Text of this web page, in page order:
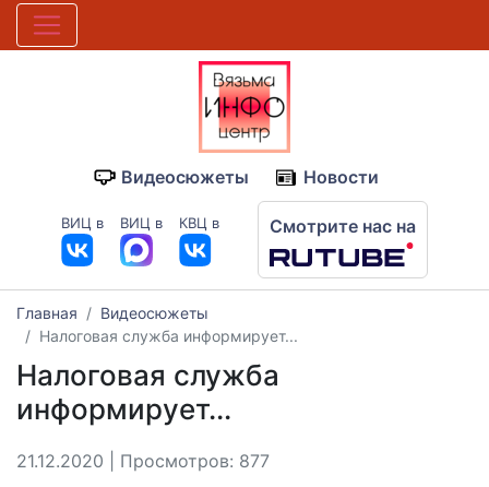
Видеосюжеты Новости
ВИЦ в ВИЦ в КВЦ в Смотрите нас на
Главная
Видеосюжеты
Налоговая служба информирует...
Налоговая служба
информирует...
21.12.2020 | Просмотров: 877